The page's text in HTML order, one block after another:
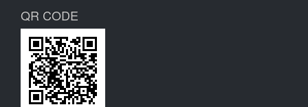
QR CODE